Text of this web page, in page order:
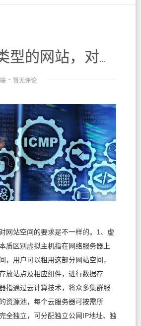
，对网站空间的要求是不一样的。
- 暂无评论
网站空间的要求是不一样的。1、虚
质区别虚拟主机指在网络服务器上
，用户可以租用这部分网站空间，
放站点及相应组件，进行数据存
指通过云计算技术，将众多集群服
资源池，每个云服务器可按需所
全独立，可分配独立公网IP地址、独